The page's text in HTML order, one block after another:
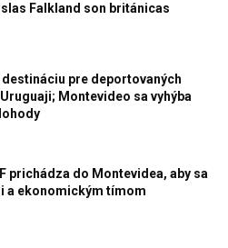
Falkland son británicas
destináciu pre deportovaných
Montevideo sa vyhýba
prichádza do Montevidea, aby sa
a ekonomickým tímom